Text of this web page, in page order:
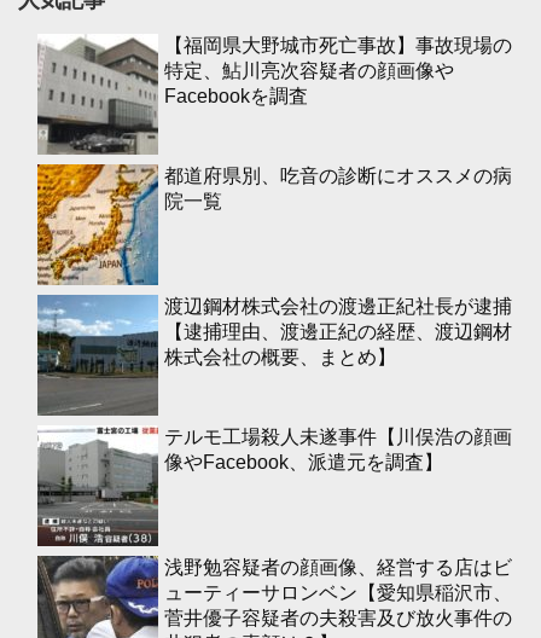
【福岡県大野城市死亡事故】事故現場の
特定、鮎川亮次容疑者の顔画像や
Facebookを調査
都道府県別、吃音の診断にオススメの病
院一覧
渡辺鋼材株式会社の渡邊正紀社長が逮捕
【逮捕理由、渡邊正紀の経歴、渡辺鋼材
株式会社の概要、まとめ】
テルモ工場殺人未遂事件【川俣浩の顔画
像やFacebook、派遣元を調査】
浅野勉容疑者の顔画像、経営する店はビ
ューティーサロンベン【愛知県稲沢市、
菅井優子容疑者の夫殺害及び放火事件の